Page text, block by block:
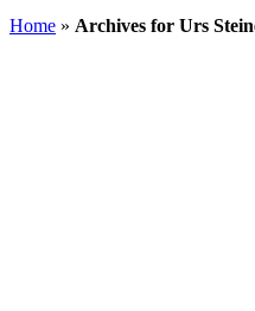
Home » Archives for Urs